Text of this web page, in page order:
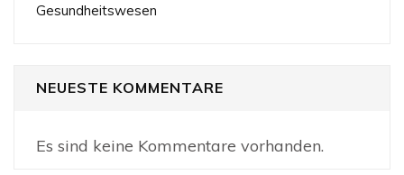
Gesundheitswesen
NEUESTE KOMMENTARE
Es sind keine Kommentare vorhanden.